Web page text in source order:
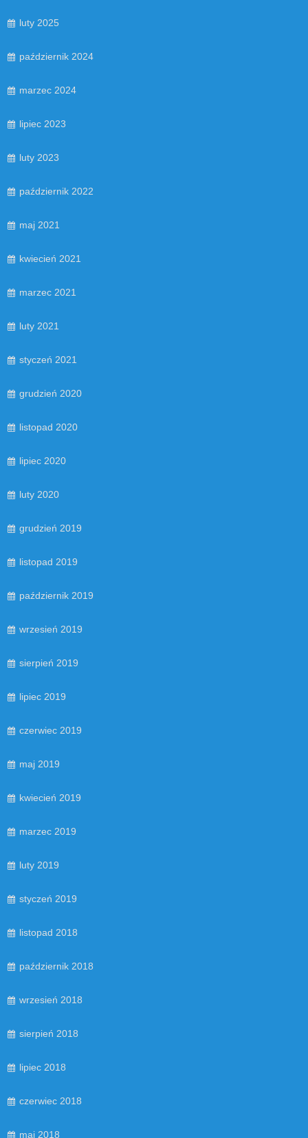
luty 2025
październik 2024
marzec 2024
lipiec 2023
luty 2023
październik 2022
maj 2021
kwiecień 2021
marzec 2021
luty 2021
styczeń 2021
grudzień 2020
listopad 2020
lipiec 2020
luty 2020
grudzień 2019
listopad 2019
październik 2019
wrzesień 2019
sierpień 2019
lipiec 2019
czerwiec 2019
maj 2019
kwiecień 2019
marzec 2019
luty 2019
styczeń 2019
listopad 2018
październik 2018
wrzesień 2018
sierpień 2018
lipiec 2018
czerwiec 2018
maj 2018